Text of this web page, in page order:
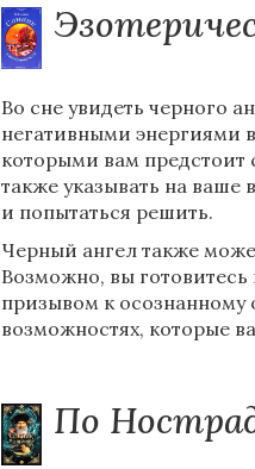
Во сне увидеть черного
негативными энергиями
которыми вам предстоит
также указывать на ваше
и попытаться решить.
Черный ангел также
Возможно, вы
призывом к
возможностях, которые
По